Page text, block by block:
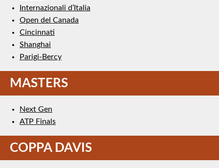
Internazionali d’Italia
Open del Canada
Cincinnati
Shanghai
Parigi-Bercy
MASTERS
Next Gen
ATP Finals
COPPA DAVIS